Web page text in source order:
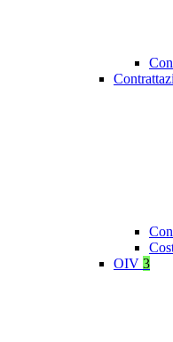
OIV 3